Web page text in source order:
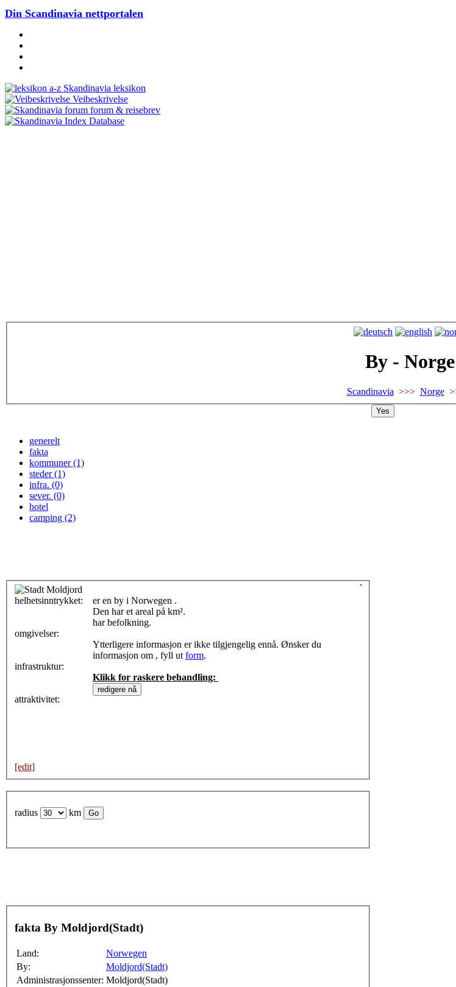
Din Scandinavia nettportalen
Skandinavia leksikon
Veibeskrivelse
forum & reisebrev
Database
By - Norge
Scandinavia >>> Norge
generelt
fakta
kommuner (1)
steder (1)
infra. (0)
sever. (0)
hotel
camping (2)
Moldjord
helhetsinntrykket:
omgivelser:
infrastruktur:
attraktivitet:
er en by i Norwegen .
Den har et areal på km².
har befolkning.
Ytterligere informasjon er ikke tilgjengelig ennå. Ønsker du
informasjon om , fyll ut form.
Klikk for raskere behandling:
[edit]
radius km
fakta By Moldjord(Stadt)
Land:
Norwegen
By:
Moldjord(Stadt)
Administrasjonssenter: Moldjord(Stadt)
Yes